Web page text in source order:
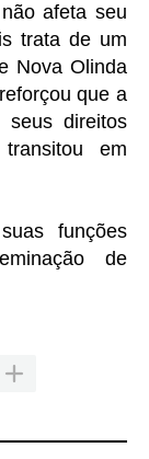
afeta seu
trata de um
Nova Olinda
que a
seus direitos
em
funções
de